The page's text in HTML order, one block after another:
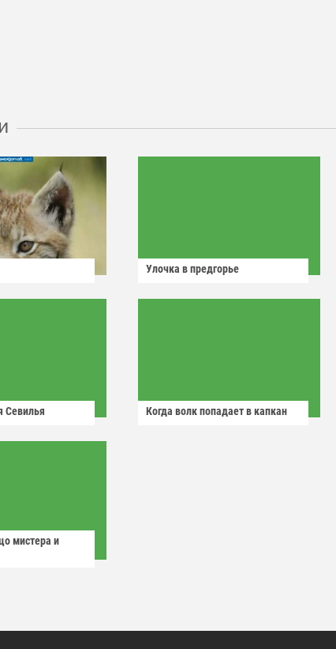
Улочка в предгорье
Севилья Когда волк попадает в капкан
мистера и